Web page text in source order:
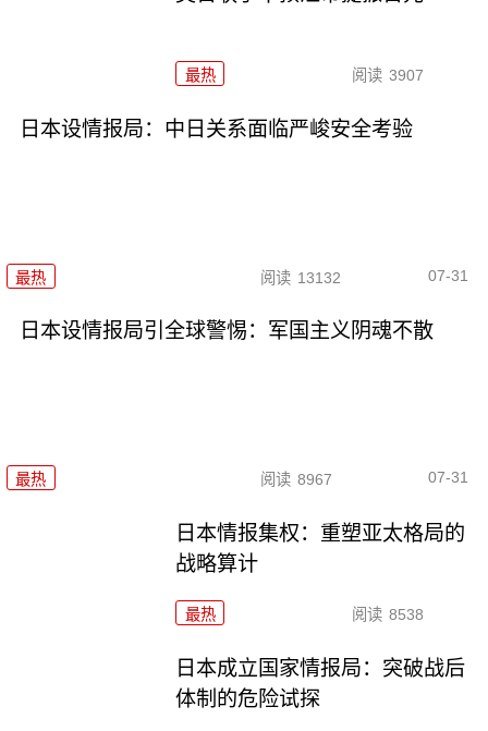
最热 阅读 3907
日本设情报局：中日关系面临严峻安全考验
最热 阅读 13132 07-31
日本设情报局引全球警惕：军国主义阴魂不散
最热 阅读 8967 07-31
日本情报集权：重塑亚太格局的
战略算计
最热 阅读 8538
日本成立国家情报局：突破战后
体制的危险试探